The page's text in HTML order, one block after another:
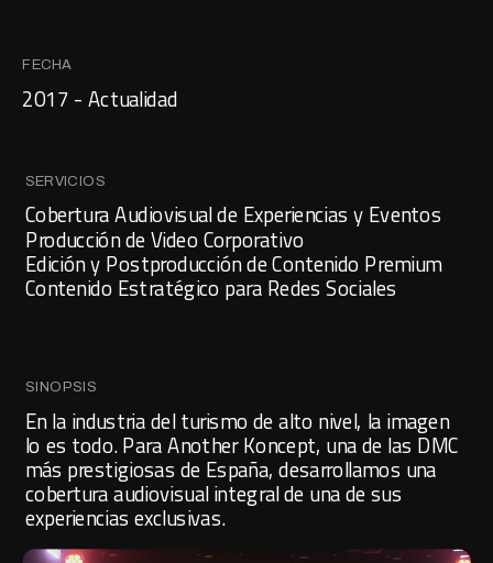
FECHA
2017 - Actualidad
SERVICIOS
Cobertura Audiovisual de Experiencias y Eventos
Producción de Video Corporativo
Edición y Postproducción de Contenido Premium
Contenido Estratégico para Redes Sociales
SINOPSIS
En la industria del turismo de alto nivel, la imagen
lo es todo. Para Another Koncept, una de las DMC
más prestigiosas de España, desarrollamos una
cobertura audiovisual integral de una de sus
experiencias exclusivas.